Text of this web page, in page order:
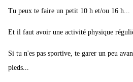
Tu peux te faire un petit 10 h et/ou 16 h...
Et il faut avoir une activité physique
Si tu n'es pas sportive, te garer un peu
pieds...